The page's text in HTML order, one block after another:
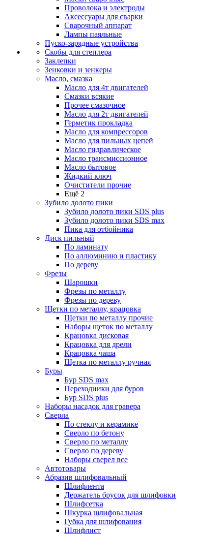
Проволока и электроды
Аксессуары для сварки
Сварочный аппарат
Лампы паяльные
Пуско-зарядные устройства
Скобы для степлера
Заклепки
Зенковки и зенкеры
Масло, смазка
Масло для 4т двигателей
Смазки всякие
Прочее смазочное
Масло для 2т двигателей
Герметик прокладка
Масло для компрессоров
Масло для пильных цепей
Масло гидравлическое
Масло трансмиссионное
Масло бытовое
Жидкий ключ
Очистители прочие
Ещё 2
Зубило долото пики
Зубило долото пики SDS plus
Зубило долото пики SDS max
Пика для отбойника
Диск пильный
По ламинату
По аллюминию и пластику
По дереву
Фрезы
Шарошки
Фрезы по металлу
Фрезы по дереву
Щетки по металлу, крацовка
Щетки по металлу прочие
Наборы щеток по металлу
Крацовка дисковая
Крацовка для дрели
Крацовка чаша
Щетка по металлу ручная
Буры
Бур SDS max
Переходники для буров
Бур SDS plus
Наборы насадок для гравера
Сверла
По стеклу и керамике
Сверло по бетону
Сверло по металлу
Сверло по дереву
Наборы сверел все
Автотовары
Абразив шлифовальный
Шлифлента
Держатель брусок для шлифовки
Шлифсетка
Шкурка шлифовальная
Губка для шлифования
Шлифлист